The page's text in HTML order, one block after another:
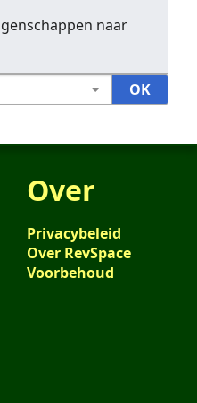
naar
Over
Privacybeleid
Over RevSpace
Voorbehoud